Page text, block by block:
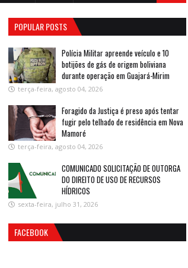
POPULAR POSTS
Polícia Militar apreende veículo e 10
botijões de gás de origem boliviana
durante operação em Guajará-Mirim
terça-feira, agosto 04, 2026
Foragido da Justiça é preso após tentar
fugir pelo telhado de residência em Nova
Mamoré
terça-feira, agosto 04, 2026
COMUNICADO SOLICITAÇÃO DE OUTORGA
DO DIREITO DE USO DE RECURSOS
HÍDRICOS
sexta-feira, julho 31, 2026
FACEBOOK